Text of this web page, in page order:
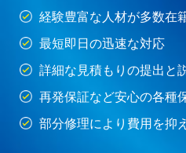
経験豊富な人材が多数在
最短即日の迅速な対応
詳細な見積もりの提出と
再発保証など安心の各種
部分修理により費用を抑